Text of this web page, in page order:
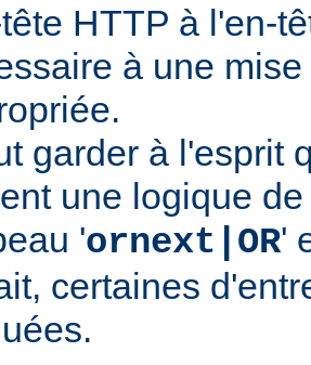
HTTP à l'en-
à une
garder à l'esprit
une logique
'ornext|OR'
certaines